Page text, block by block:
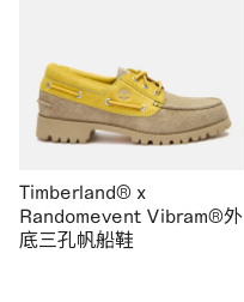
Timberland® x
Randomevent Vibram®外
底三孔帆船鞋